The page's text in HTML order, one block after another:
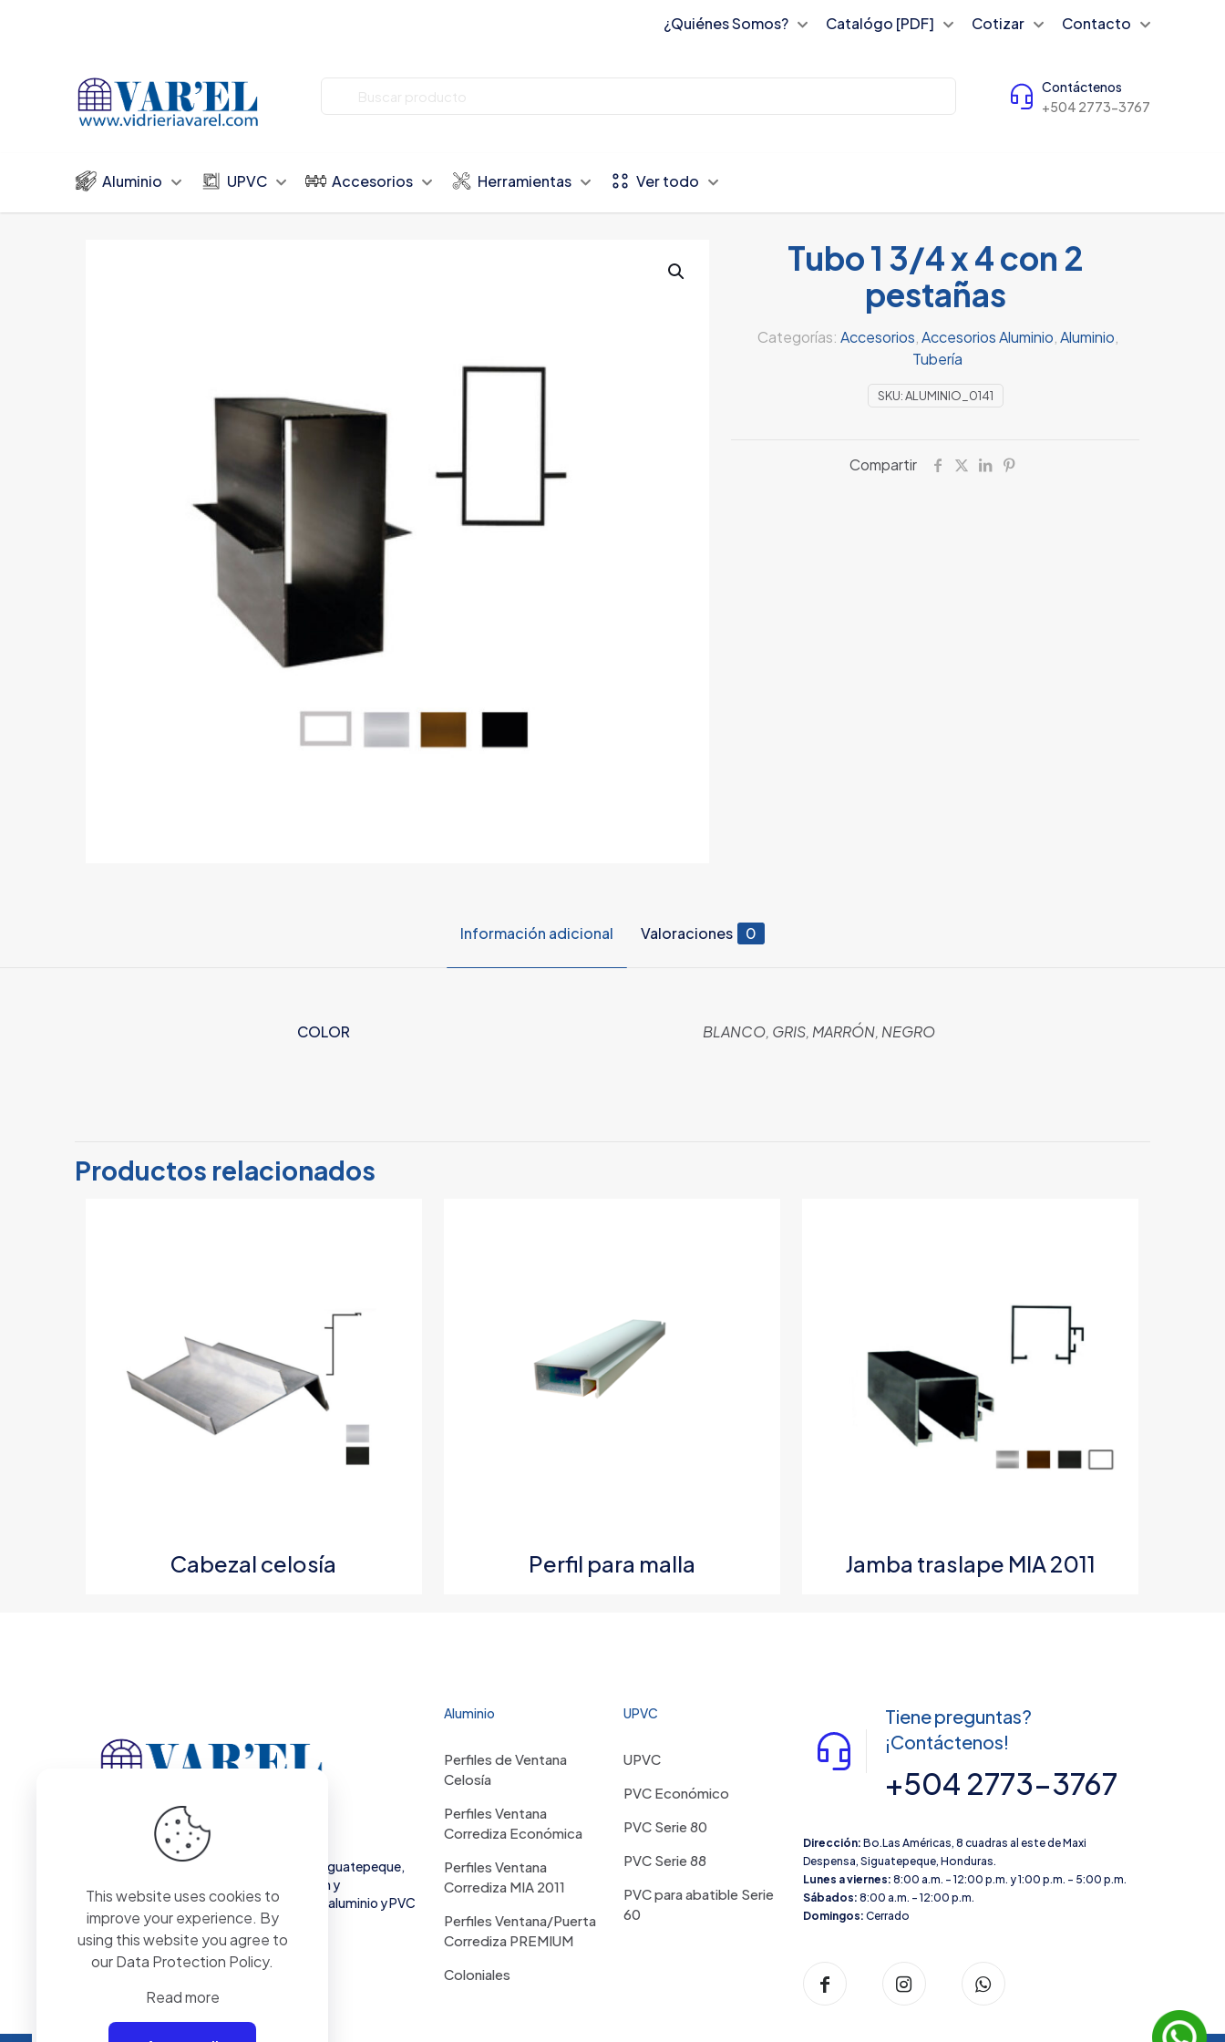
¿Quiénes Somos? Catalógo [PDF] Cotizar Contacto
Contáctenos
+504 2773-3767
Aluminio UPVC Accesorios Herramientas Ver todo
Tubo 1 3/4 x 4 con 2
pestañas
SKU:ALUMINIO_0141
Categorías: Accesorios Accesorios Aluminio Aluminio
Tubería
Compartir
Información adicional Valoraciones 0
COLOR BLANCO, GRIS, MARRÓN, NEGRO
que comente.
Productos relacionados
Cabezal celosía Perfil para malla Jamba traslape MIA 2011
Vidriería VAR'EL es una empresa líder en Siguatepeque,
Honduras, especializada en la fabricación y
comercialización de productos de vidrio, aluminio y PVC
de alta calidad.
Aluminio
Perfiles de Ventana
Celosía
Perfiles Ventana
Corrediza Económica
Perfiles Ventana
Corrediza MIA 2011
Perfiles Ventana/Puerta
Corrediza PREMIUM
Coloniales
UPVC
UPVC
PVC Económico
PVC Serie 80
PVC Serie 88
PVC para abatible Serie
60
Tiene preguntas?
¡Contáctenos!
+504 2773-3767
Dirección: Bo.Las Américas, 8 cuadras al este de Maxi
Despensa, Siguatepeque, Honduras.
Lunes a viernes: 8:00 a.m. – 12:00 p.m. y 1:00 p.m. – 5:00 p.m.
Sábados: 8:00 a.m. – 12:00 p.m.
Domingos: Cerrado
This website uses cookies to
improve your experience. By
using this website you agree to
ourData Protection Policy.
Read more